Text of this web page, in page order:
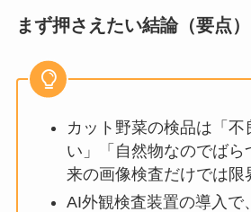
まず押さえたい結論（要点）
カット野菜の検品は「不
い」「自然物なのでばら
来の画像検査だけでは限
AI外観検査装置の導入で